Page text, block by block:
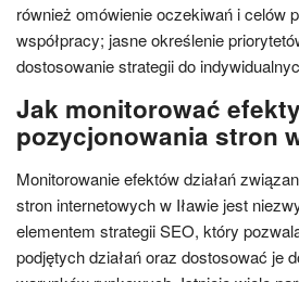
również omówienie oczekiwań i celów
współpracy; jasne określenie
dostosowanie strategii do
Jak monitorować efekty
pozycjonowania stron
Monitorowanie efektów działań
stron internetowych w Iławie jest
elementem strategii SEO, który
podjętych działań oraz dostosować je